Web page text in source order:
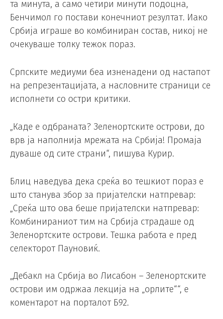
та минута, а само четири минути подоцна,
Бенчимол го постави конечниот резултат. Иако
Србија играше во комбиниран состав, никој не
очекуваше толку тежок пораз.
Српските медиуми беа изненадени од настапот
на репрезентацијата, а насловните страници се
исполнети со остри критики.
„Каде е одбраната? Зеленортските острови, до
врв ја наполнија мрежата на Србија! Промаја
дуваше од сите страни“, пишува Курир.
Блиц наведува дека среќа во тешкиот пораз е
што станува збор за пријателски натпревар:
„Среќа што ова беше пријателски натпревар:
Комбинираниот тим на Србија страдаше од
Зеленортските острови. Тешка работа е пред
селекторот Пауновиќ.
„Дебакл на Србија во Лисабон – Зеленортските
острови им одржаа лекција на „орлите““, е
коментарот на порталот Б92.